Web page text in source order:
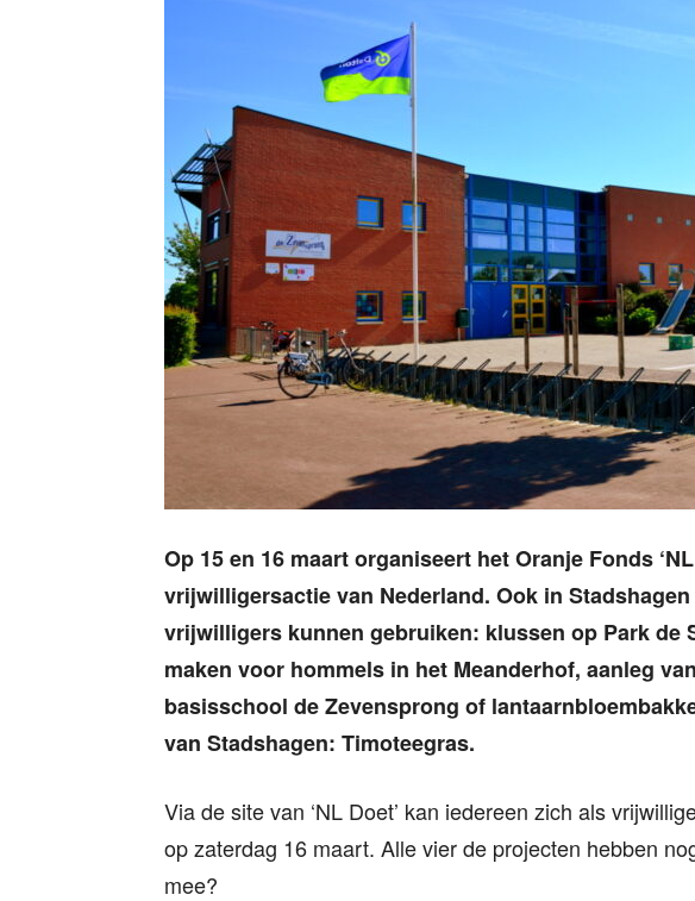
Op 15 en 16 maart organiseert het Oranje Fonds
vrijwilligersactie van Nederland. Ook in
vrijwilligers kunnen gebruiken: klussen op Park de
maken voor hommels in het Meanderhof, aanleg
basisschool de Zevensprong of
van Stadshagen: Timoteegras.
Via de site van ‘NL Doet’ kan iedereen zich als
op zaterdag 16 maart. Alle vier de projecten hebben
mee?